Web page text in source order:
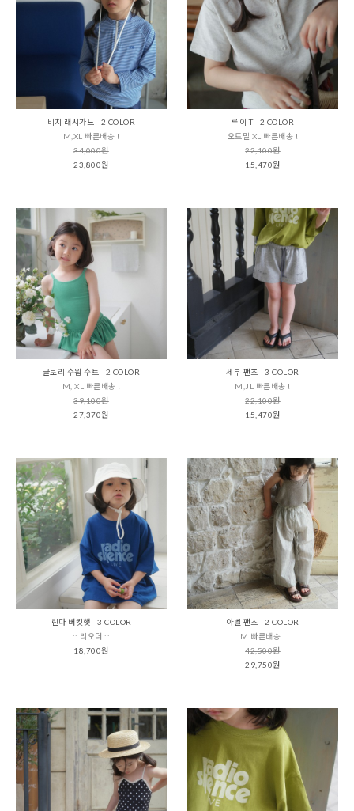
비치 래시가드 - 2 COLOR
M,XL 빠른배송 !
34,000원
23,800원
루이 T - 2 COLOR
오트밀 XL 빠른배송 !
22,100원
15,470원
글로리 수읨 수트 - 2 COLOR
M, XL 빠른배송 !
39,100원
27,370원
세부 팬츠 - 3 COLOR
M,JL 빠른배송 !
22,100원
15,470원
린다 버킷햇 - 3 COLOR
:: 리오더 ::
18,700원
아벨 팬츠 - 2 COLOR
M 빠른배송 !
42,500원
29,750원